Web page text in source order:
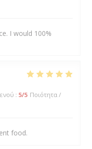
I would 100%
: 5/5 Ποιότητα /
food.